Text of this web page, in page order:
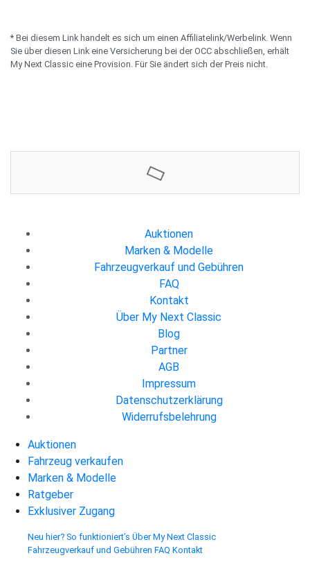
* Bei diesem Link handelt es sich um einen Affiliatelink/Werbelink. Wenn
Sie über diesen Link eine Versicherung bei der OCC abschließen, erhält
My Next Classic eine Provision. Für Sie ändert sich der Preis nicht.
Jetzt bieten
Auktionen
Marken & Modelle
Fahrzeugverkauf und Gebühren
FAQ
Kontakt
Über My Next Classic
Blog
Partner
AGB
Impressum
Datenschutzerklärung
Widerrufsbelehrung
Auktionen
Fahrzeug verkaufen
Marken & Modelle
Ratgeber
Exklusiver Zugang
Neu hier? So funktioniert’s Über My Next Classic
Fahrzeugverkauf und Gebühren FAQ Kontakt